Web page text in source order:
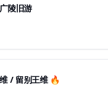
陵旧游
/ 留别王维 🔥